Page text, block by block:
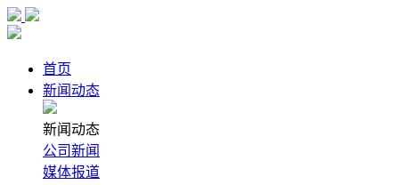
首页
新闻动态
新闻动态
公司新闻
媒体报道